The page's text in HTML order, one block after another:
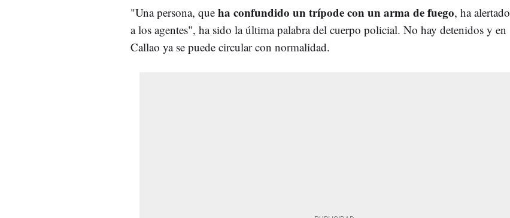
"Una persona, que ha confundido un trípode con un arma de fuego, ha alertado
a los agentes", ha sido la última palabra del cuerpo policial. No hay detenidos y en
Callao ya se puede circular con normalidad.